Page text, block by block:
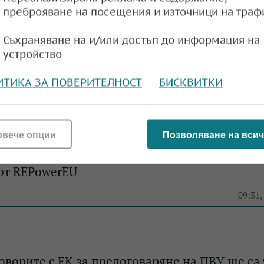
Директните турски инвестиции в
млрд. евро
В ПВУ ще внесем и процедура, която
REPowerEU
09:31,
преброяване на посещения и източници на
Съхраняване на и/или достъп до информация на
устройство
ЗА ПОВЕРИТЕЛНОСТ БИСКВИТКИ
Позволяване на
опции